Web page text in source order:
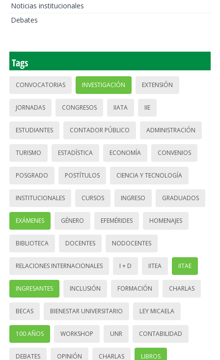
Noticias institucionales
Debates
Tags
CONVOCATORIAS INVESTIGACIÓN EXTENSIÓN
JORNADAS CONGRESOS IIATA IIE
ESTUDIANTES CONTADOR PÚBLICO ADMINISTRACIÓN
TURISMO ESTADÍSTICA ECONOMÍA CONVENIOS
POSGRADO POSTÍTULOS CIENCIA Y TECNOLOGÍA
INSTITUCIONALES CURSOS INGRESO GRADUADOS
EXÁMENES GÉNERO EFEMÉRIDES HOMENAJES
BIBLIOTECA DOCENTES NODOCENTES
RELACIONES INTERNACIONALES I + D IITEA IITAE
INGRESANTES INCLUSIÓN FORMACIÓN CHARLAS
BECAS BIENESTAR UNIVERSITARIO LEY MICAELA
100 AÑOS WORKSHOP UNR CONTABILIDAD
DEBATES OPINIÓN CHARLAS LIBROS